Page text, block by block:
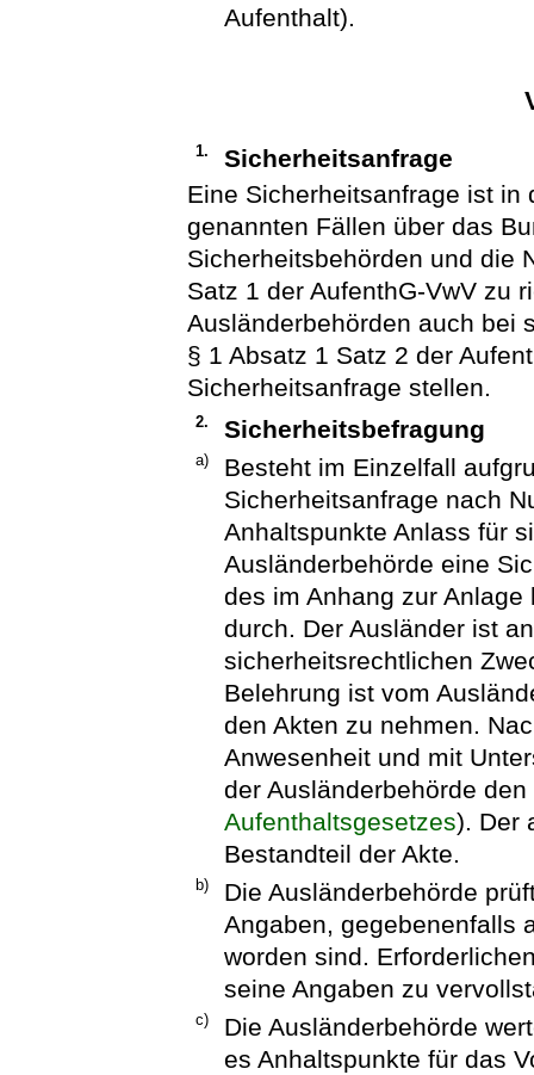
Aufenthalt).
1.
Sicherheitsanfrage
Eine Sicherheitsanfrage ist
genannten Fällen über das
Sicherheitsbehörden und die
Satz 1 derAufenthG-VwV zu
Ausländerbehörden auch bei
§ 1 Absatz 1 Satz 2 der
Sicherheitsanfrage stellen.
2. Sicherheitsbefragung
a)
Besteht im Einzelfall
Sicherheitsanfrage nach
Anhaltspunkte Anlass für
Ausländerbehörde eine
des im Anhang zur
durch. Der Ausländer ist
sicherheitsrechtlichen
Belehrung ist vom
den Akten zu nehmen.
Anwesenheit und mit
der Ausländerbehörde
Aufenthaltsgesetzes). Der
Bestandteil der Akte.
b)
Die Ausländerbehörde
Angaben, gegebenenfalls
worden sind.
seine Angaben zu
c)
Die Ausländerbehörde
es Anhaltspunkte für das